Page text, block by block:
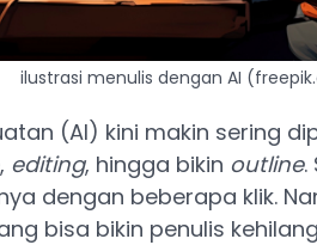
ilustrasi menulis dengan AI
(AI) kini makin sering
editing, hingga bikin outline.
dengan beberapa klik.
bisa bikin penulis